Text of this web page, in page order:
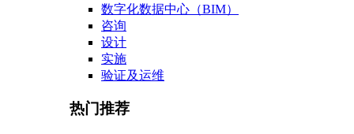
数字化数据中心（BIM）
咨询
设计
实施
验证及运维
热门推荐